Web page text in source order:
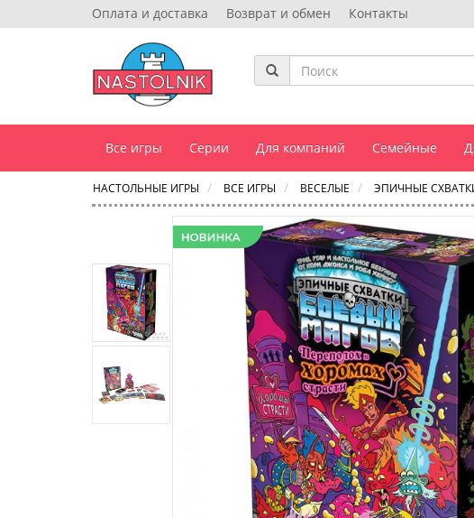
Оплата и доставка Возврат и обмен Контакты
Все игры Серии Для компаний Семейные
НАСТОЛЬНЫЕ ИГРЫ ВСЕ ИГРЫ ВЕСЕЛЫЕ ЭПИЧНЫЕ